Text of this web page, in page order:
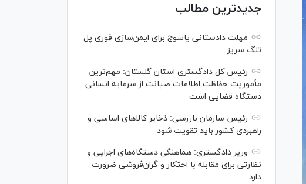
جدیدترین مطالب
مهلت دادستانی یاسوج برای ایمن‌سازی فوری پل
تنگ سریز
رئیس کل دادگستری استان گلستان: مهم‌ترین
مأموریت حفاظت اطلاعات صیانت از سرمایه انسانی
دستگاه قضایی است
رئیس سازمان بازرسی: ذخایر کالاهای اساسی و
راهبردی کشور باید تقویت شود
وزیر دادگستری: هماهنگی دستگاه‌های اجرایی و
نظارتی برای مقابله با احتکار و گران‌فروشی ضرورت
دارد